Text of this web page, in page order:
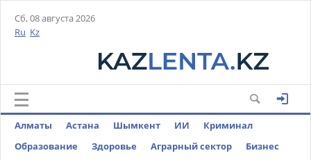
Сб, 08 августа 2026
Ru Kz
Алматы Астана Шымкент ИИ
Криминал
Образование
Здоровье Аграрный сектор
Бизнес